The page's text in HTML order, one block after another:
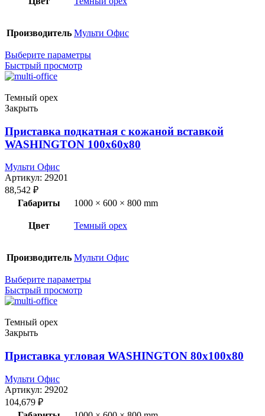
Производитель Мульти Офис
Выберите параметры
Быстрый просмотр
Темный орех
Закрыть
Приставка подкатная с кожаной вставкой
WASHINGTON 100x60x80
Мульти Офис
Артикул: 29201
88,542 ₽
Габариты
1000 × 600 × 800 mm
Цвет Темный орех
Производитель Мульти Офис
Выберите параметры
Быстрый просмотр
Темный орех
Закрыть
Приставка угловая WASHINGTON 80x100x80
Мульти Офис
Артикул: 29202
104,679 ₽